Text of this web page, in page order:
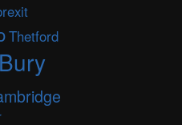
Thetford
Bury